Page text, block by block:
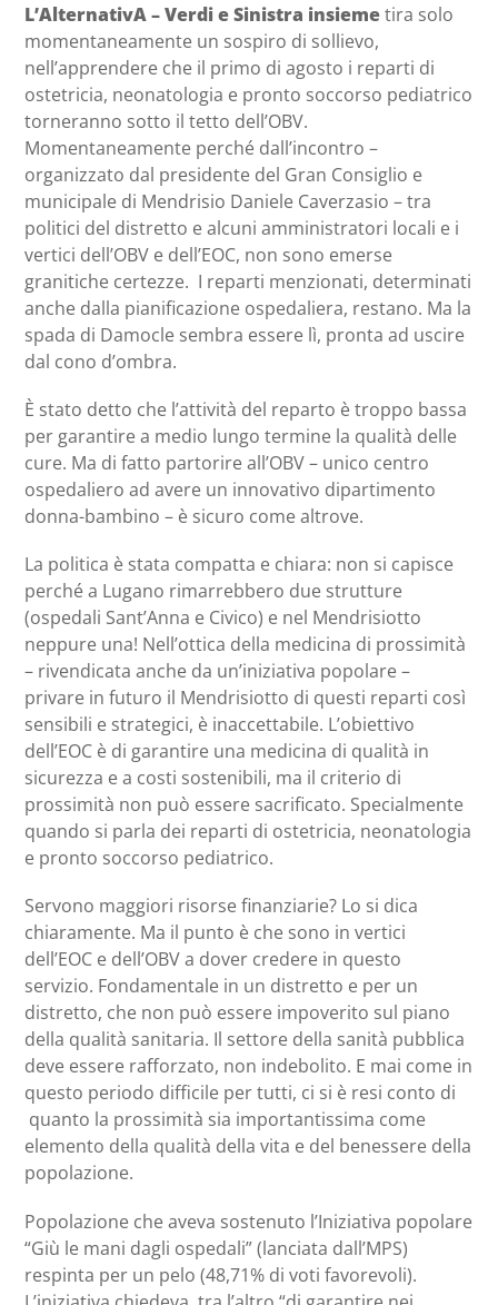
L’AlternativA – Verdi e Sinistra insiemetira solo
momentaneamente un sospiro di sollievo,
nell’apprendere che il primo di agosto i reparti di
ostetricia, neonatologia e pronto soccorso pediatrico
torneranno sotto il tetto dell’OBV.
Momentaneamente perché dall’incontro –
organizzato dal presidente del Gran Consiglio e
municipale di Mendrisio Daniele Caverzasio – tra
politici del distretto e alcuni amministratori locali e i
vertici dell’OBV e dell’EOC, non sono emerse
granitiche certezze. I reparti menzionati, determinati
anche dalla pianificazione ospedaliera, restano. Ma la
spada di Damocle sembra essere lì, pronta ad uscire
dal cono d’ombra.
È stato detto che l’attività del reparto è troppo bassa
per garantire a medio lungo termine la qualità delle
cure. Ma di fatto partorire all’OBV – unico centro
ospedaliero ad avere un innovativo dipartimento
donna-bambino – è sicuro come altrove.
La politica è stata compatta e chiara: non si capisce
perché a Lugano rimarrebbero due strutture
(ospedali Sant’Anna e Civico) e nel Mendrisiotto
neppure una! Nell’ottica della medicina di prossimità
– rivendicata anche da un’iniziativa popolare –
privare in futuro il Mendrisiotto di questi reparti così
sensibili e strategici, è inaccettabile. L’obiettivo
dell’EOC è di garantire una medicina di qualità in
sicurezza e a costi sostenibili, ma il criterio di
prossimità non può essere sacrificato. Specialmente
quando si parla dei reparti di ostetricia, neonatologia
e pronto soccorso pediatrico.
Servono maggiori risorse finanziarie? Lo si dica
chiaramente. Ma il punto è che sono in vertici
dell’EOC e dell’OBV a dover credere in questo
servizio. Fondamentale in un distretto e per un
distretto, che non può essere impoverito sul piano
della qualità sanitaria. Il settore della sanità pubblica
deve essere rafforzato, non indebolito. E mai come in
questo periodo difficile per tutti, ci si è resi conto di
quanto la prossimità sia importantissima come
elemento della qualità della vita e del benessere della
popolazione.
Popolazione che aveva sostenuto l’Iniziativa popolare
“Giù le mani dagli ospedali” (lanciata dall’MPS)
respinta per un pelo (48,71% di voti favorevoli).